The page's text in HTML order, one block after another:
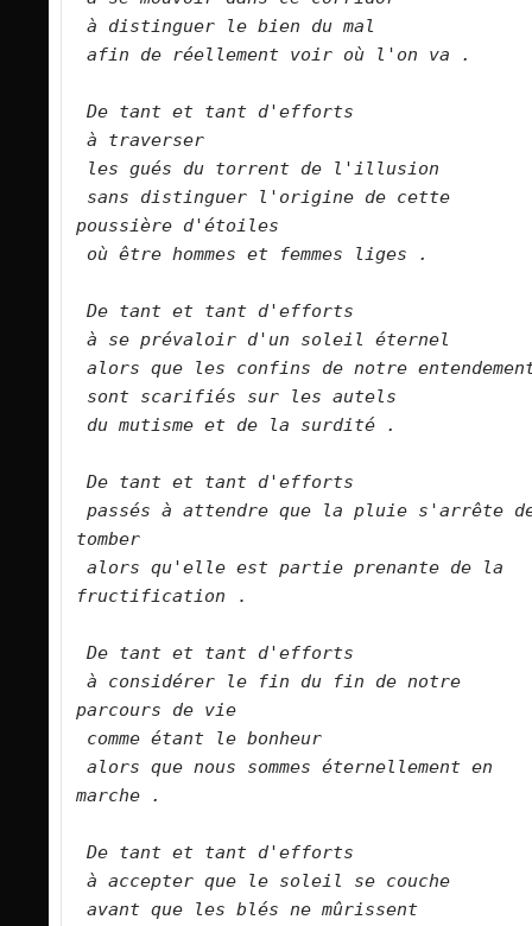
à distinguer le bien du mal
afin de réellement voir où l'on va .
De tant et tant d'efforts
à traverser
les gués du torrent de l'illusion
sans distinguer l'origine de cette
poussière d'étoiles
où être hommes et femmes liges .
De tant et tant d'efforts
à se prévaloir d'un soleil éternel
alors que les confins de notre
sont scarifiés sur les autels
du mutisme et de la surdité .
De tant et tant d'efforts
passés à attendre que la pluie s'arrête
tomber
alors qu'elle est partie prenante de la
fructification .
De tant et tant d'efforts
à considérer le fin du fin de notre
parcours de vie
comme étant le bonheur
alors que nous sommes éternellement en
marche .
De tant et tant d'efforts
à accepter que le soleil se couche
avant que les blés ne mûrissent